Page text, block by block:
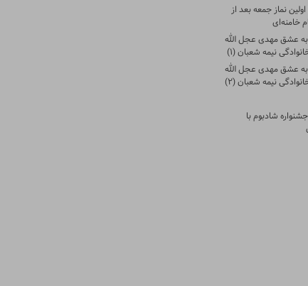
نماز جمعه بعد از
خامنه‌ای
عشق مهدی عجل الله
نیمه شعبان (۱)
عشق مهدی عجل الله
نیمه شعبان (۲)
شادبوم با